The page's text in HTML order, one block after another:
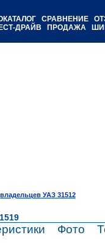
СРАВНЕНИЕ
ДРАЙВ
ПРОДАЖА
УАЗ 31512
Фото